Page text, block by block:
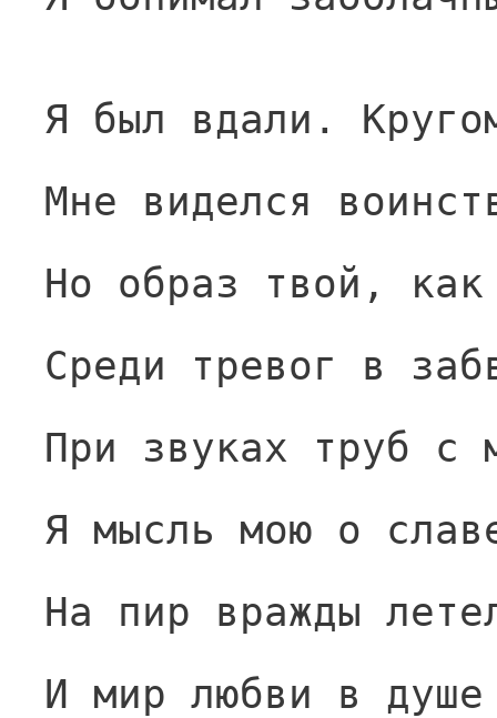
Я был вдали.
Мне виделся
Но образ твой,
Среди тревог в
При звуках труб с
Я мысль мою о
На пир вражды
И мир любви в душе